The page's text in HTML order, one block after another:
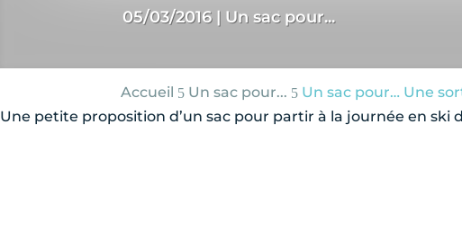
05/03/2016| Un sac pour...
Accueil 5 Un sac pour... 5 Un sac pour… Une
Une petite proposition d’un sac pour partir à la journée en ski